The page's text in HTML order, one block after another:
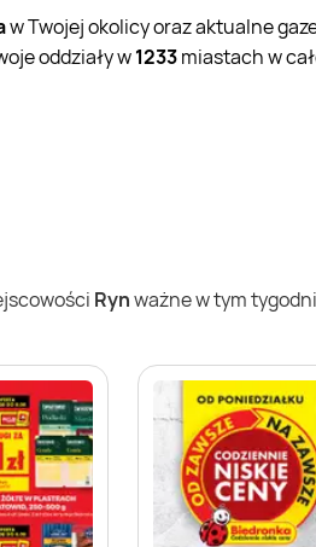
w Twojej okolicy oraz aktualne
oddziały w1233miastach w
Rynważne w tym